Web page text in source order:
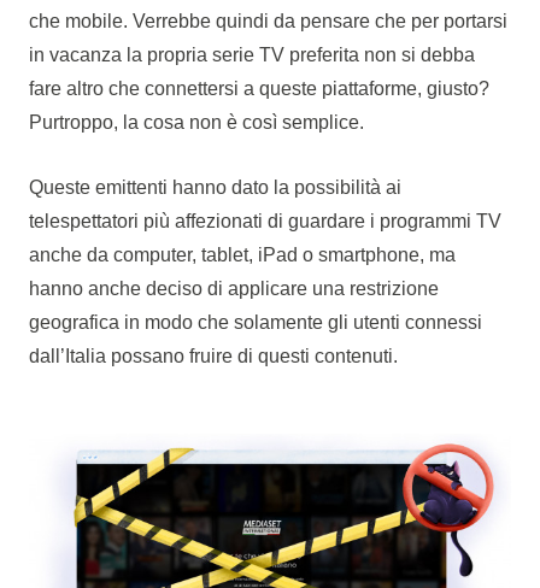
che mobile. Verrebbe quindi da pensare che per portarsi
in vacanza la propria serie TV preferita non si debba
fare altro che connettersi a queste piattaforme, giusto?
Purtroppo, la cosa non è così semplice.
Queste emittenti hanno dato la possibilità ai
telespettatori più affezionati di guardare i programmi TV
anche da computer, tablet, iPad o smartphone, ma
hanno anche deciso di applicare una restrizione
geografica in modo che solamente gli utenti connessi
dall’Italia possano fruire di questi contenuti.